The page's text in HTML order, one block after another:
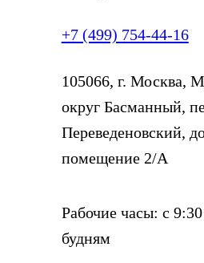
+7 (499) 754-44-16
105066, г. Москва,
округ Басманный,
Переведеновский,
помещение 2/А
Рабочие часы: с
будням